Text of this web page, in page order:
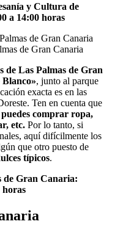
y Cultura de
a 14:00 horas
de Gran Canaria
de Las Palmas de Gran
, junto al parque
exacta es en las
Ten en cuenta que
comprar ropa,
etc. Por lo tanto, si
aquí difícilmente los
que otro puesto de
típicos.
de Gran Canaria:
horas